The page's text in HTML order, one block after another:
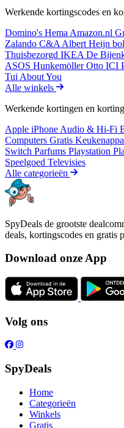
Werkende kortingscodes en
Domino's Hema Amazon.nl
Zalando C&A Albert Heijn
Thuisbezorgd IKEA De
ASOS HunkemöllerOtto ICI
Tui About You
Alle winkels
Werkende kortingen en
Apple iPhone Audio & Hi-Fi
Computers Gratis
Switch Parfums Playstation
Speelgoed Televisies
Alle categorieën
SpyDeals de grootste
deals, kortingscodes en gratis
Download onze App
Volg ons
SpyDeals
Home
Categorieën
Winkels
Gratis